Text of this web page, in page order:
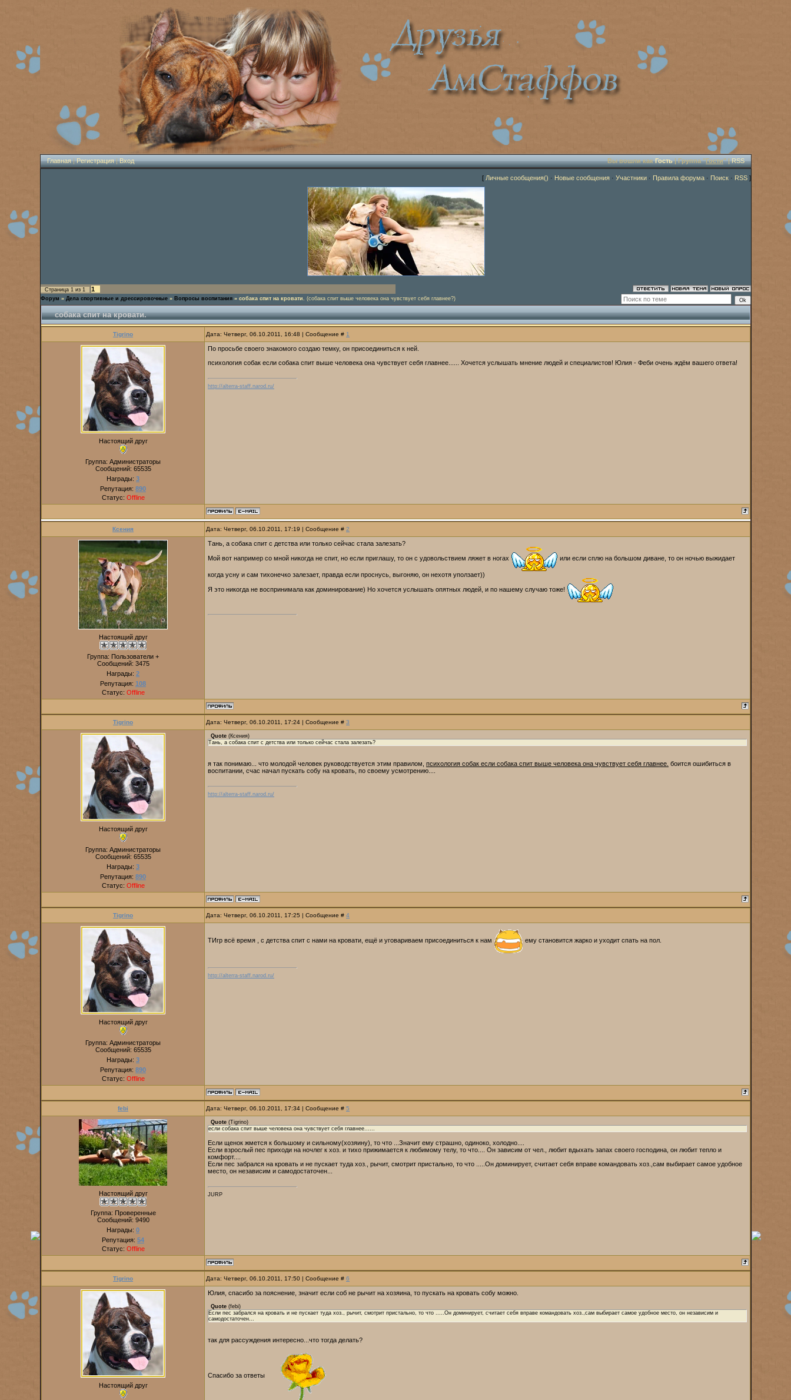
Главная|Регистрация|Вход Вы вошли какГость| Группа "Гости" |RSS
[ Личные сообщения() · Новые сообщения · Участники · Правила форума · Поиск · RSS ]
Страница 1 из 1 1
Форум » Дела спортивные и дрессировочные » Вопросы воспитания » собака спит на кровати. (собака спит выше человека она чувствует себя главнее?)
собака спит на кровати.
Tigrino Дата: Четверг, 06.10.2011, 16:48 | Сообщение # 1
Настоящий друг
Группа: Администраторы
Сообщений: 65535
Награды: 3
Репутация: 890
Статус: Offline
По просьбе своего знакомого создаю темку, он присоединиться к ней.
психология собак если собака спит выше человека она чувствует себя главнее...... Хочется услышать мнение людей и специалистов! Юлия - Феби очень ждём вашего ответа!
http://alterra-staff.narod.ru/
Ксения Дата: Четверг, 06.10.2011, 17:19 | Сообщение # 2
Настоящий друг
Группа: Пользователи +
Сообщений: 3475
Награды: 2
Репутация: 108
Статус: Offline
Тань, а собака спит с детства или только сейчас стала залезать?
Мой вот например со мной никогда не спит, но если приглашу, то он с удовольствием ляжет в ногах или если сплю на большом диване, то он ночью выжидает
когда усну и сам тихонечко залезает, правда если проснусь, выгоняю, он нехотя уползает))
Я это никогда не воспринимала как доминирование) Но хочется услышать опятных людей, и по нашему случаю тоже!
Tigrino Дата: Четверг, 06.10.2011, 17:24 | Сообщение # 3
Настоящий друг
Группа: Администраторы
Сообщений: 65535
Награды: 3
Репутация: 890
Статус: Offline
Quote (Ксения)
Тань, а собака спит с детства или только сейчас стала залезать?
я так понимаю... что молодой человек руководствуется этим правилом, психология собак если собака спит выше человека она чувствует себя главнее. боится ошибиться в
воспитании, счас начал пускать собу на кровать, по своему усмотрению....
http://alterra-staff.narod.ru/
Tigrino Дата: Четверг, 06.10.2011, 17:25 | Сообщение # 4
Настоящий друг
Группа: Администраторы
Сообщений: 65535
Награды: 3
Репутация: 890
Статус: Offline
ТИгр всё время , с детства спит с нами на кровати, ещё и уговариваем присоединиться к нам ему становится жарко и уходит спать на пол.
http://alterra-staff.narod.ru/
febi Дата: Четверг, 06.10.2011, 17:34 | Сообщение # 5
Настоящий друг
Группа: Проверенные
Сообщений: 9490
Награды: 0
Репутация: 54
Статус: Offline
Quote (Tigrino)
если собака спит выше человека она чувствует себя главнее......
Если щенок жмется к большому и сильному(хозяину), то что ...Значит ему страшно, одиноко, холодно....
Если взрослый пес приходи на ночлег к хоз. и тихо прижимается к любимому телу, то что.... Он зависим от чел., любит вдыхать запах своего господина, он любит тепло и
комфорт....
Если пес забрался на кровать и не пускает туда хоз., рычит, смотрит пристально, то что .....Он доминирует, считает себя вправе командовать хоз.,сам выбирает самое удобное
место, он независим и самодостаточен...
JURP
Tigrino Дата: Четверг, 06.10.2011, 17:50 | Сообщение # 6
Настоящий друг
Юлия, спасибо за пояснение, значит если соб не рычит на хозяина, то пускать на кровать собу можно.
Quote (febi)
Если пес забрался на кровать и не пускает туда хоз., рычит, смотрит пристально, то что .....Он доминирует, считает себя вправе командовать хоз.,сам выбирает самое удобное место, он независим и
самодостаточен...
так для рассуждения интересно...что тогда делать?
Спасибо за ответы